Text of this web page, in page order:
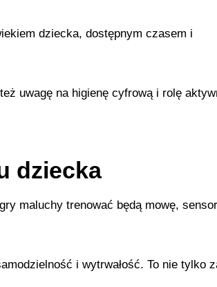
dziecka, dostępnym czasem i
uwagę na higienę cyfrową i rolę
dziecka
maluchy trenować będą mowę,
i wytrwałość. To nie tylko